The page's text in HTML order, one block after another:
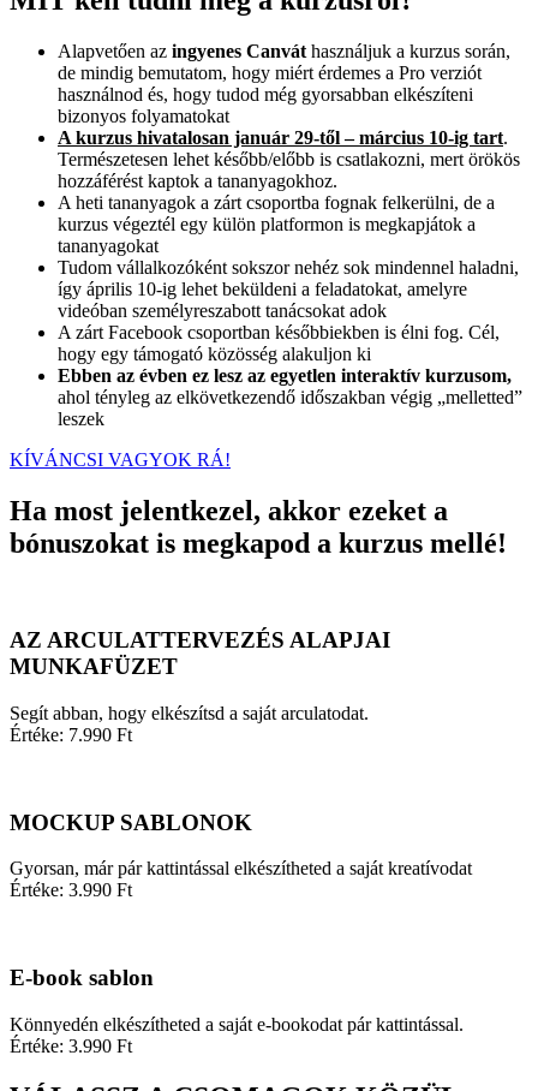
Alapvetően az ingyenes Canvát használjuk a kurzus során,
de mindig bemutatom, hogy miért érdemes a Pro verziót
használnod és, hogy tudod még gyorsabban elkészíteni
bizonyos folyamatokat
A kurzus hivatalosan január 29-től – március 10-ig tart.
Természetesen lehet később/előbb is csatlakozni, mert örökös
hozzáférést kaptok a tananyagokhoz.
A heti tananyagok a zárt csoportba fognak felkerülni, de a
kurzus végeztél egy külön platformon is megkapjátok a
tananyagokat
Tudom vállalkozóként sokszor nehéz sok mindennel haladni,
így április 10-ig lehet beküldeni a feladatokat, amelyre
videóban személyreszabott tanácsokat adok
A zárt Facebook csoportban későbbiekben is élni fog. Cél,
hogy egy támogató közösség alakuljon ki
Ebben az évben ez lesz az egyetlen interaktív kurzusom,
ahol tényleg az elkövetkezendő időszakban végig „melletted”
leszek
KÍVÁNCSI VAGYOK RÁ!
Ha most jelentkezel, akkor ezeket a
bónuszokat is megkapod a kurzus mellé!
AZ ARCULATTERVEZÉS ALAPJAI
MUNKAFÜZET
Segít abban, hogy elkészítsd a saját arculatodat.
Értéke: 7.990 Ft
MOCKUP SABLONOK
Gyorsan, már pár kattintással elkészítheted a saját kreatívodat
Értéke: 3.990 Ft
E-book sablon
Könnyedén elkészítheted a saját e-bookodat pár kattintással.
Értéke: 3.990 Ft